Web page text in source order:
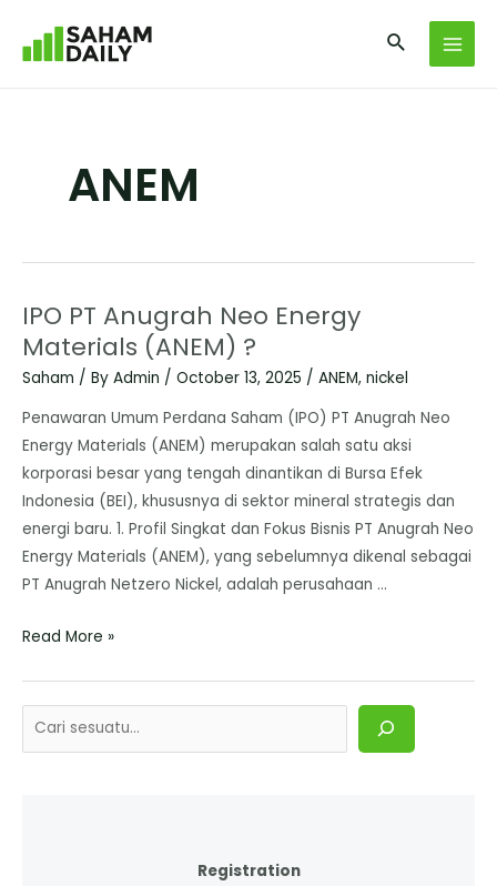
ANEM
IPO PT Anugrah Neo Energy
Materials (ANEM) ?
Saham / By Admin / October 13, 2025 / ANEM, nickel
Penawaran Umum Perdana Saham (IPO) PT Anugrah Neo
Energy Materials (ANEM) merupakan salah satu aksi
korporasi besar yang tengah dinantikan di Bursa Efek
Indonesia (BEI), khususnya di sektor mineral strategis dan
energi baru. ​1. Profil Singkat dan Fokus Bisnis ​PT Anugrah Neo
Energy Materials (ANEM), yang sebelumnya dikenal sebagai
PT Anugrah Netzero Nickel, adalah perusahaan …
Read More »
Registration